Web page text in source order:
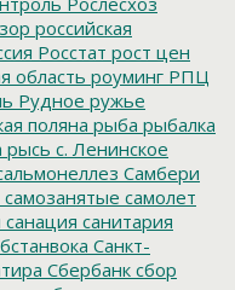
российская
Росстат рост цен
область роуминг РПЦ
Рудное ружье
поляна рыба рыбалка
рысь с. Ленинское
Самбери
самозанятые самолет
санация санитария
Санкт-
Сбербанк сбор